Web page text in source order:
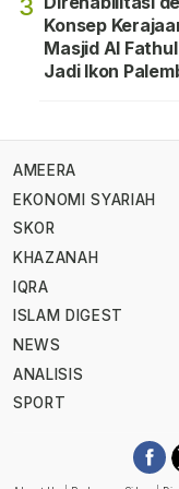
3
Konsep
Masjid Al
Jadi Ikon
AMEERA
EKONOMI SYARIAH
SKOR
KHAZANAH
IQRA
ISLAM DIGEST
NEWS
ANALISIS
SPORT